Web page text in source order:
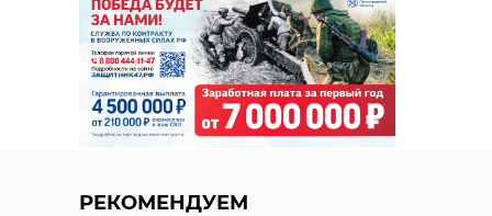
РЕКОМЕНДУЕМ